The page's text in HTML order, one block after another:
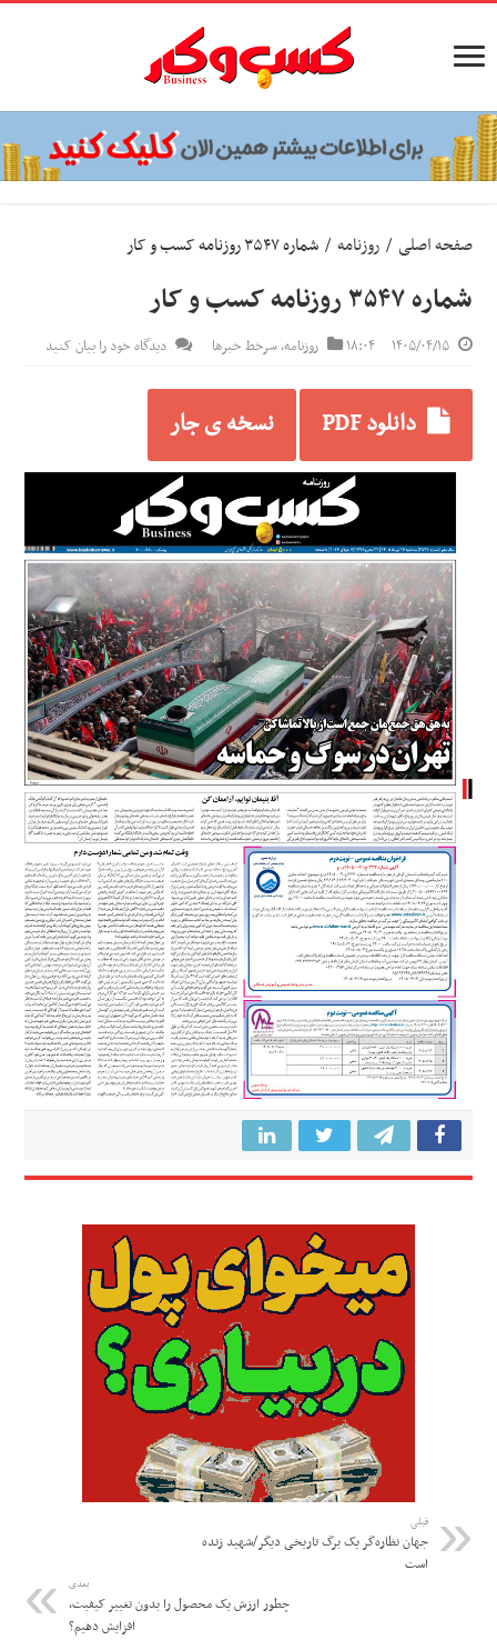
صفحه اصلی / روزنامه / شماره ۳۵۴۷ روزنامه کسب و کار
شماره ۳۵۴۷ روزنامه کسب و کار
۱۴۰۵/۰۴/۱۵ ۱۸:۰۴ روزنامه,سرخط خبرها دیدگاه خود را بیان کنید
دانلود PDF نسخه ی جار
قبلی
جهان نظاره‌گر یک برگ تاریخی دیگر/شهید زنده
است
بعدی
چطور ارزش یک محصول را بدون تغییر کیفیت،
افزایش دهیم؟